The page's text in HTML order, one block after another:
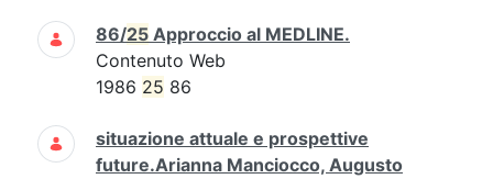
86/25 Approccio al MEDLINE.
Contenuto Web
1986 25 86
situazione attuale e prospettive
future.Arianna Manciocco, Augusto